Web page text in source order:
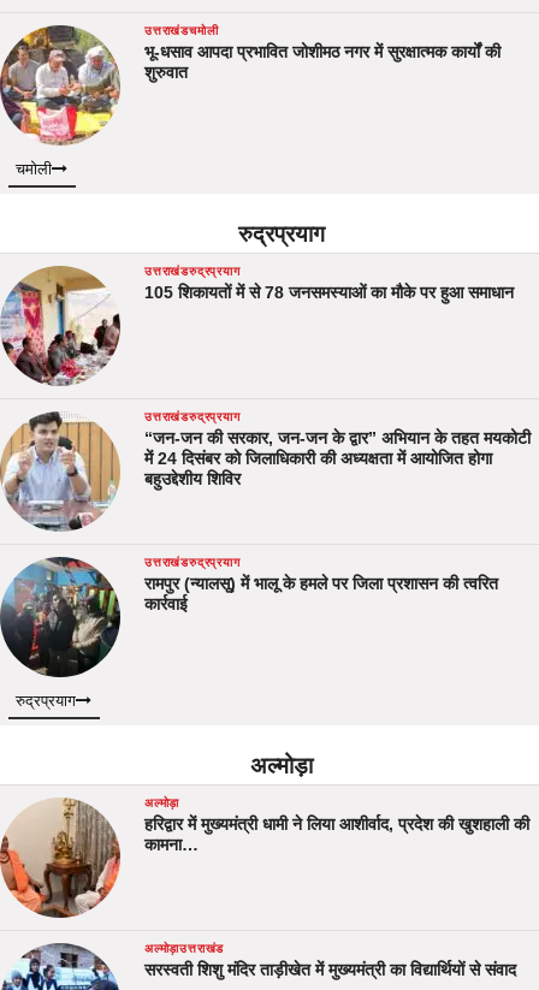
उत्तराखंडचमोली
भू-धसाव आपदा प्रभावित जोशीमठ नगर में सुरक्षात्मक कार्यों की
शुरुवात
चमोली
रुद्रप्रयाग
उत्तराखंडरुद्रप्रयाग
105 शिकायतों में से 78 जनसमस्याओं का मौके पर हुआ समाधान
उत्तराखंडरुद्रप्रयाग
“जन-जन की सरकार, जन-जन के द्वार” अभियान के तहत मयकोटी
में 24 दिसंबर को जिलाधिकारी की अध्यक्षता में आयोजित होगा
बहुउद्देशीय शिविर
उत्तराखंडरुद्रप्रयाग
रामपुर (न्यालसू) में भालू के हमले पर जिला प्रशासन की त्वरित
कार्रवाई
रुद्रप्रयाग
अल्मोड़ा
अल्मोड़ा
हरिद्वार में मुख्यमंत्री धामी ने लिया आशीर्वाद, प्रदेश की खुशहाली की
कामना…
अल्मोड़ाउत्तराखंड
सरस्वती शिशु मंदिर ताड़ीखेत में मुख्यमंत्री का विद्यार्थियों से संवाद